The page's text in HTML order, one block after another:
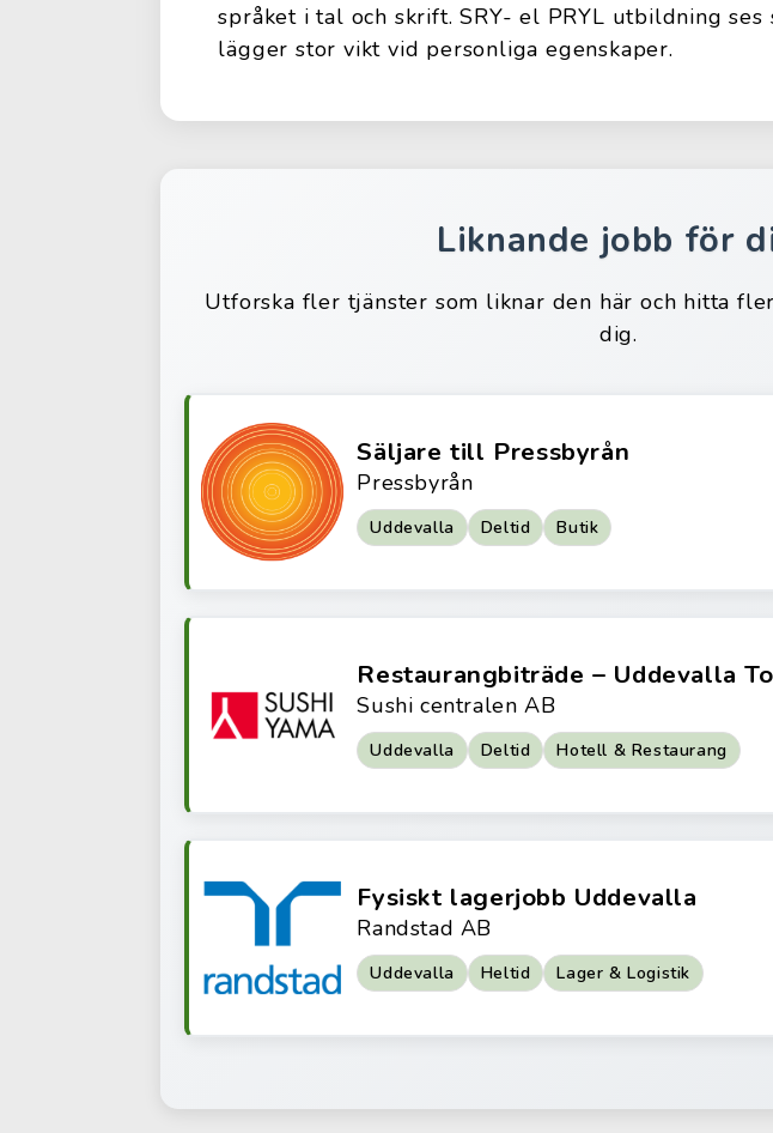
språket i tal och skrift. SRY- el PRYL utbildning ses
lägger stor vikt vid personliga egenskaper.
Liknande jobb för
Utforska fler tjänster som liknar den här och hitta
dig.
Säljare till Pressbyrån
Pressbyrån
Uddevalla Deltid Butik
Restaurangbiträde – Uddevalla
Sushi centralen AB
Uddevalla Deltid Hotell & Restaurang
Fysiskt lagerjobb Uddevalla
Randstad AB
Uddevalla Heltid Lager & Logistik